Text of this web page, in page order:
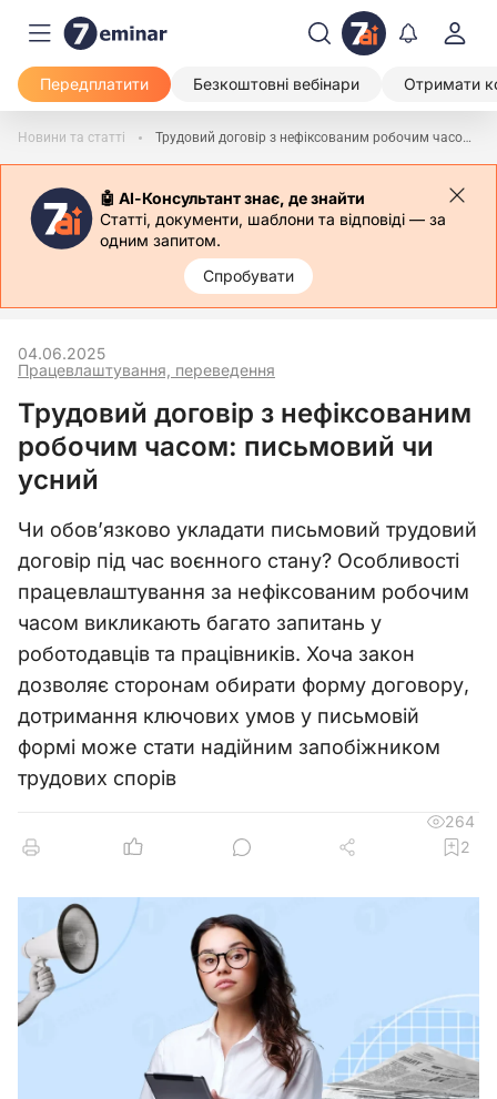
Передплатити Безкоштовні вебінари Отримати
Новини та статті Трудовий договір з нефіксованим робочим часом: письмовий чи усний
🤖 АІ-Консультант знає, де знайти
Статті, документи, шаблони та відповіді — за
одним запитом.
Спробувати
Працевлаштування, переведення
04.06.2025
Трудовий договір з нефіксованим
робочим часом: письмовий чи
усний
Чи обов’язково укладати письмовий трудовий
договір під час воєнного стану? Особливості
працевлаштування за нефіксованим робочим
часом викликають багато запитань у
роботодавців та працівників. Хоча закон
дозволяє сторонам обирати форму договору,
дотримання ключових умов у письмовій
формі може стати надійним запобіжником
трудових спорів
264
2